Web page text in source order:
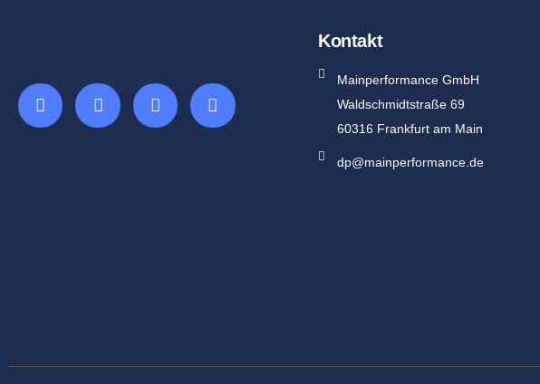
Kontakt
Mainperformance GmbH
Waldschmidtstraße 69
60316 Frankfurt am Main
dp@mainperformance.de